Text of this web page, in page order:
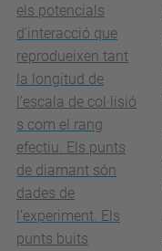
els potencials
d’interacció que
reprodueixen tant
la longitud de
l’escala de col·lisió
s com el rang
efectiu. Els punts
de diamant són
dades de
l’experiment. Els
punts buits